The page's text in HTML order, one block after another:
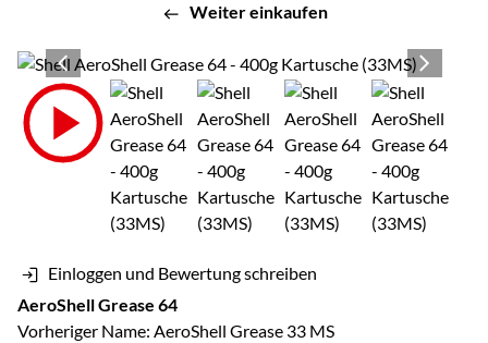
Weiter einkaufen
Produktgalerie
Zur Kaufbox springen
Einloggen und Bewertung schreiben
AeroShell Grease 64
Vorheriger Name: AeroShell Grease 33 MS